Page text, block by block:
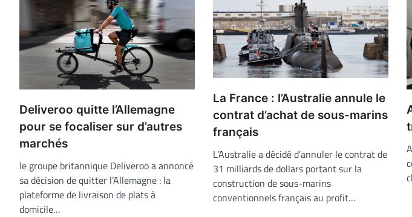
Deliveroo quitte l’Allemagne
pour se focaliser sur d’autres
marchés
le groupe britannique Deliveroo a annoncé
sa décision de quitter l’Allemagne : la
plateforme de livraison de plats à
domicile…
La France : l’Australie annule le
contrat d’achat de sous-marins
français
L’Australie a décidé d’annuler le contrat de
31 milliards de dollars portant sur la
construction de sous-marins
conventionnels français au profit…